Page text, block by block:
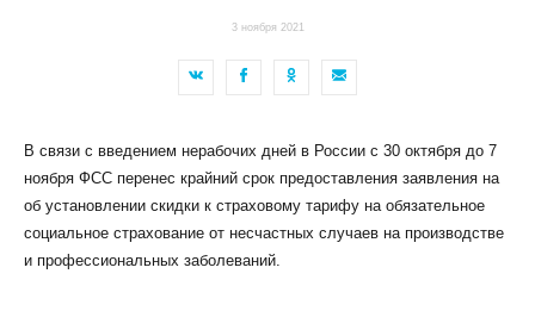
3 ноября 2021
В связи с введением нерабочих дней в России с 30 октября до 7
ноября ФСС перенес крайний срок предоставления заявления на
об установлении скидки к страховому тарифу на обязательное
социальное страхование от несчастных случаев на производстве
и профессиональных заболеваний.